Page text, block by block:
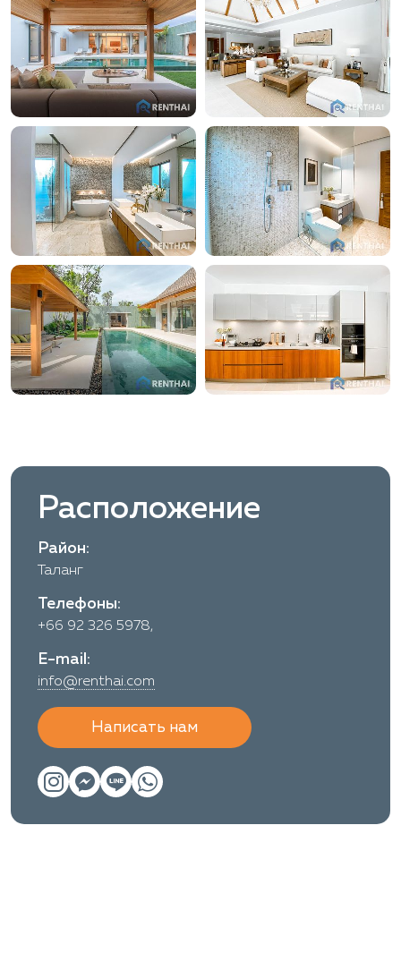
Расположение
Район:
Таланг
Телефоны:
+66 92 326 5978,
E-mail:
info@renthai.com
Написать нам